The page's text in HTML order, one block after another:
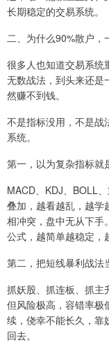
长期稳定的交易系统。
二、为什么90%散户，
很多人也知道交易系统
无数战法，到头来还是
然赚不到钱。
不是指标没用，不是战
系统。
第一，以为复杂指标就
MACD、KDJ、BOLL
叠加，越看越乱，越学
相冲突，盘中无从下手
公式，越简单越稳定，
第二，把短线暴利战法
抓妖股、抓连板、抓主
但风险极高，容错率极
续，侥幸不能长久，靠
回去。